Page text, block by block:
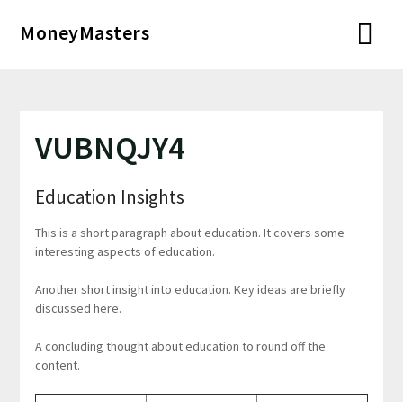
MoneyMasters
VUBNQJY4
Education Insights
This is a short paragraph about education. It covers some
interesting aspects of education.
Another short insight into education. Key ideas are briefly
discussed here.
A concluding thought about education to round off the
content.